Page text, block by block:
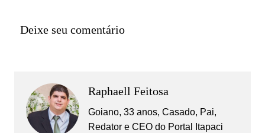
Deixe seu comentário
Raphaell Feitosa
Goiano, 33 anos, Casado, Pai,
Redator e CEO do Portal Itapaci